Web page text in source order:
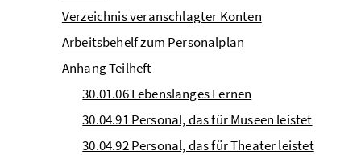
Verzeichnis veranschlagter Konten
Arbeitsbehelf zum Personalplan
Anhang Teilheft
30.01.06 Lebenslanges Lernen
30.04.91 Personal, das für Museen leistet
30.04.92 Personal, das für Theater leistet